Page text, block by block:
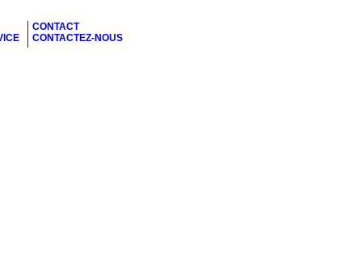
CONTACT
CONTACTEZ-NOUS